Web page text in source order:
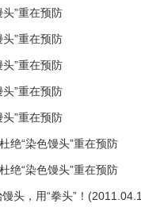
”重在预防
”重在预防
”重在预防
”重在预防
”重在预防
绝“染色馒头”重在预防
绝“染色馒头”重在预防
头，用“拳头”！